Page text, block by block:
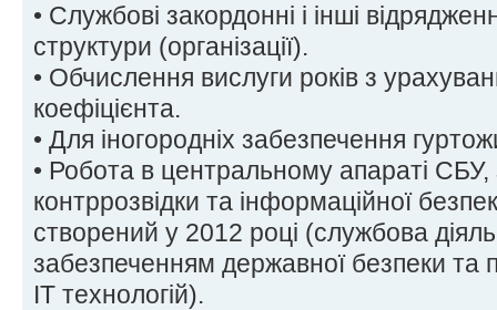
• Службові закордонні і інші
структури (організації).
• Обчислення вислуги років з
коефіцієнта.
• Для іногородніх забезпечення
• Робота в центральному апараті
контррозвідки та інформаційної
створений у 2012 році (службова
забезпеченням державної безпеки та
ІТ технологій).